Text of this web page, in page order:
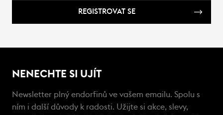
REGISTROVAT SE
NENECHTE SI UJÍT
Newsletter plný endorfinů ve vašem emailu. Spolu s
ním i další důvody k radosti. Užijte si akce, slevy,